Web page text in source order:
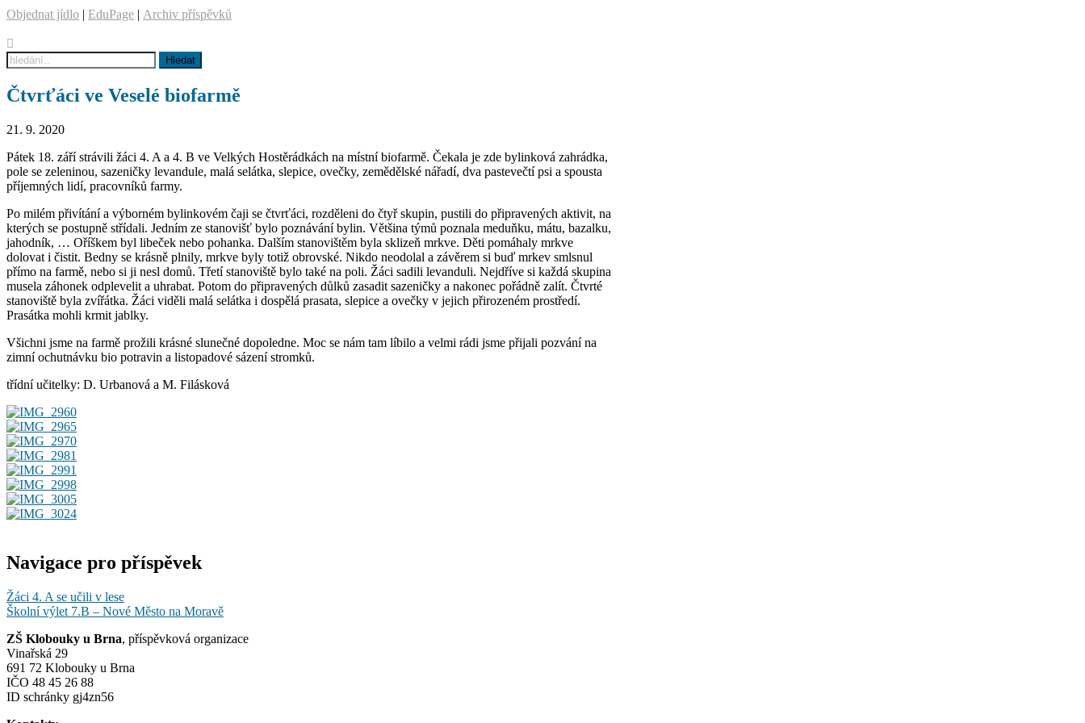
Objednat jídlo | EduPage | Archiv příspěvků
Čtvrťáci ve Veselé biofarmě
21. 9. 2020
Pátek 18. září strávili žáci 4. A a 4. B ve Velkých Hostěrádkách na místní biofarmě. Čekala je zde bylinková zahrádka,
pole se zeleninou, sazeničky levandule, malá selátka, slepice, ovečky, zemědělské nářadí, dva pastevečtí psi a spousta
příjemných lidí, pracovníků farmy.
Po milém přivítání a výborném bylinkovém čaji se čtvrťáci, rozděleni do čtyř skupin, pustili do připravených aktivit, na
kterých se postupně střídali. Jedním ze stanovišť bylo poznávání bylin. Většina týmů poznala meduňku, mátu, bazalku,
jahodník, … Oříškem byl libeček nebo pohanka. Dalším stanovištěm byla sklizeň mrkve. Děti pomáhaly mrkve
dolovat i čistit. Bedny se krásně plnily, mrkve byly totiž obrovské. Nikdo neodolal a závěrem si buď mrkev smlsnul
přímo na farmě, nebo si ji nesl domů. Třetí stanoviště bylo také na poli. Žáci sadili levanduli. Nejdříve si každá skupina
musela záhonek odplevelit a uhrabat. Potom do připravených důlků zasadit sazeničky a nakonec pořádně zalít. Čtvrté
stanoviště byla zvířátka. Žáci viděli malá selátka i dospělá prasata, slepice a ovečky v jejich přirozeném prostředí.
Prasátka mohli krmit jablky.
Všichni jsme na farmě prožili krásné slunečné dopoledne. Moc se nám tam líbilo a velmi rádi jsme přijali pozvání na
zimní ochutnávku bio potravin a listopadové sázení stromků.
třídní učitelky: D. Urbanová a M. Filásková
Navigace pro příspěvek
Žáci 4. A se učili v lese
Školní výlet 7.B – Nové Město na Moravě
ZŠ Klobouky u Brna, příspěvková organizace
Vinařská 29
691 72 Klobouky u Brna
IČO 48 45 26 88
ID schránky gj4zn56